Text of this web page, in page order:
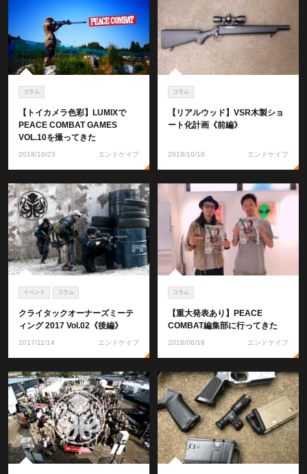
コラム
【トイカメラ色彩】LUMIXで
PEACE COMBAT GAMES
VOL.10を撮ってきた
2018/10/23 エンドケイプ
コラム
【リアルウッド】VSR木製ショ
ート化計画《前編》
2018/10/10 エンドケイプ
イベント コラム
クライタックオーナーズミーテ
ィング 2017 Vol.02《後編》
2017/11/14 エンドケイプ
コラム
【重大発表あり】PEACE
COMBAT編集部に行ってきた
2018/06/18 エンドケイプ